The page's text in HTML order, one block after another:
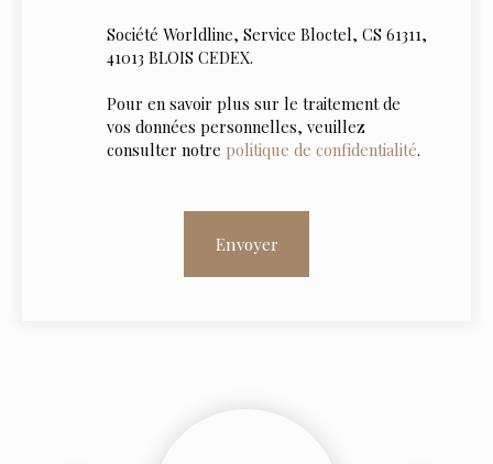
Société Worldline, Service Bloctel, CS 61311,
41013 BLOIS CEDEX.
Pour en savoir plus sur le traitement de
vos données personnelles, veuillez
consulter notre politique de confidentialité.
Envoyer